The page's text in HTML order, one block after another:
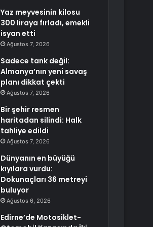
Yaz meyvesinin kilosu
300 liraya fırladı, emekli
isyan etti
Ağustos 7, 2026
Sadece tank değil:
Almanya’nın yeni savaş
planı dikkat çekti
Ağustos 7, 2026
Bir şehir resmen
haritadan silindi: Halk
tahliye edildi
Ağustos 7, 2026
Dünyanın en büyüğü
kıyılara vurdu:
Dokunaçları 36 metreyi
buluyor
Ağustos 6, 2026
Edirne’de Motosiklet-